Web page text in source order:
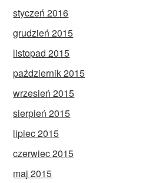
styczeń 2016
grudzień 2015
listopad 2015
październik 2015
wrzesień 2015
sierpień 2015
lipiec 2015
czerwiec 2015
maj 2015